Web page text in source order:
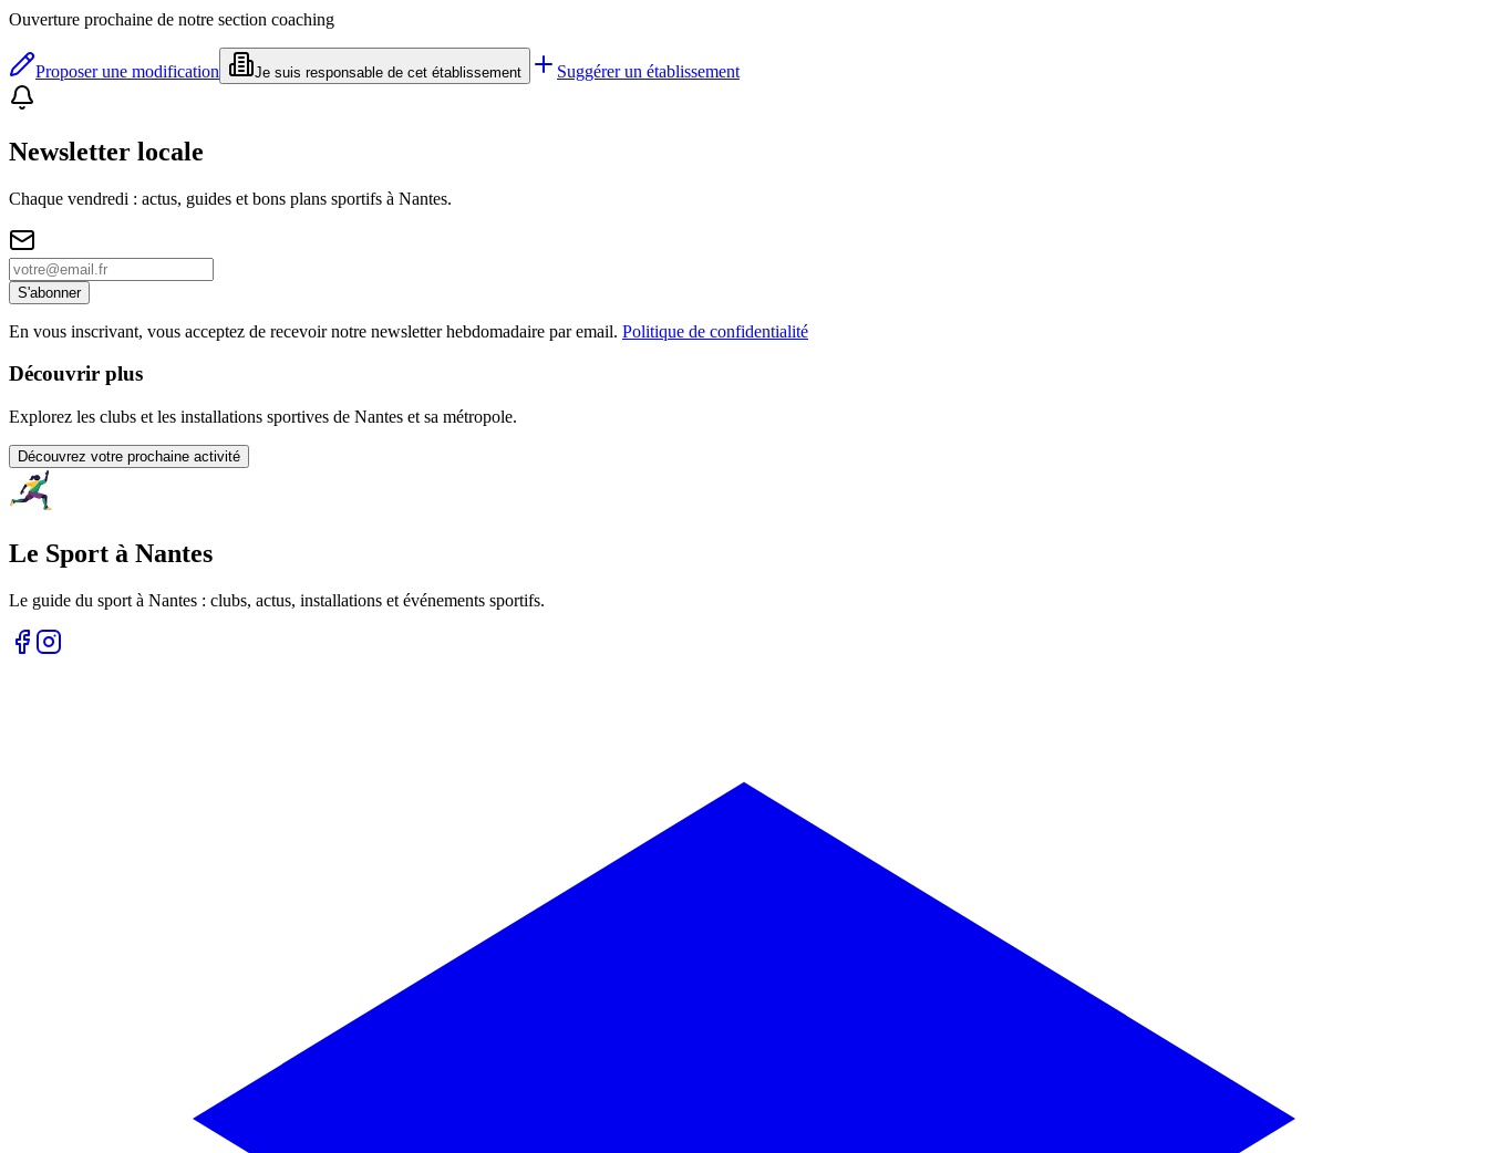
Ouverture prochaine de notre section coaching
Proposer une modification Je suis responsable de cet établissement Suggérer un établissement
Newsletter locale
Chaque vendredi : actus, guides et bons plans sportifs à Nantes.
S'abonner
En vous inscrivant, vous acceptez de recevoir notre newsletter hebdomadaire par email. Politique de confidentialité
Découvrir plus
Explorez les clubs et les installations sportives de Nantes et sa métropole.
Découvrez votre prochaine activité
Le Sport à Nantes
Le guide du sport à Nantes : clubs, actus, installations et événements sportifs.